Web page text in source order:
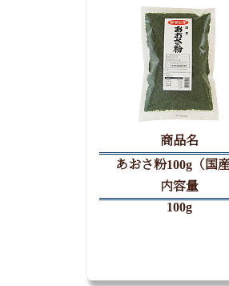
商品名
あおさ粉100g（国産
内容量
100g